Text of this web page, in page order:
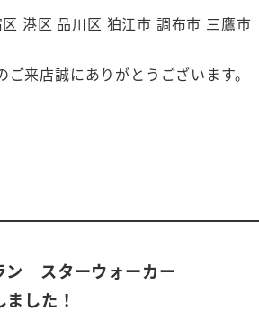
港区 品川区 狛江市 調布市 三鷹市
来店誠にありがとうございます。
スターウォーカー
した！